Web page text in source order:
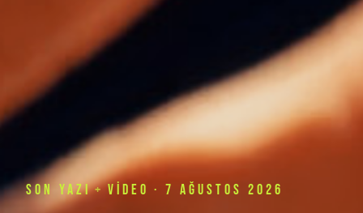
SON YAZI + VIDEO · 7 AĞUSTOS 2026